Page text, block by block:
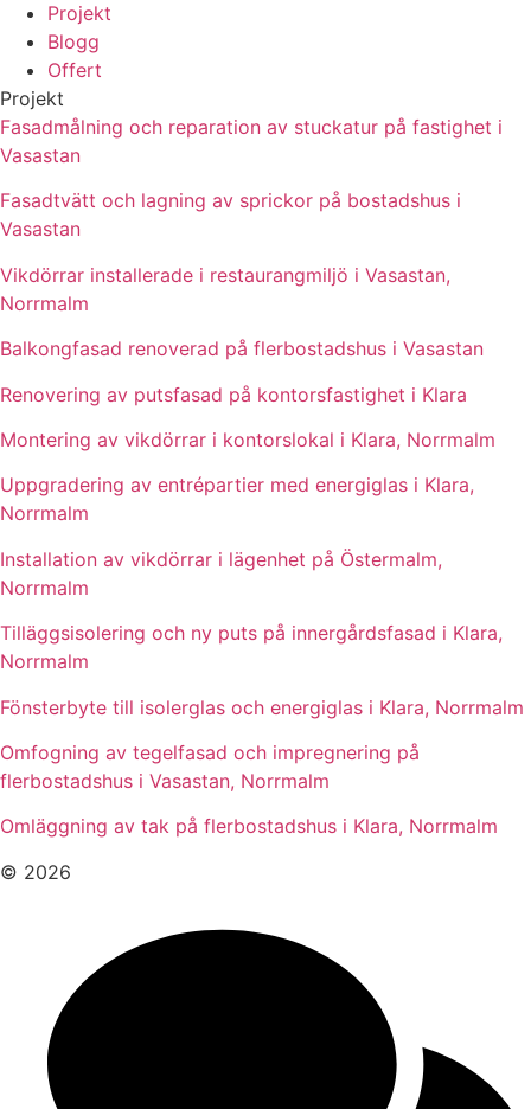
Projekt
Blogg
Offert
Projekt
Fasadmålning och reparation av stuckatur på fastighet i
Vasastan
Fasadtvätt och lagning av sprickor på bostadshus i
Vasastan
Vikdörrar installerade i restaurangmiljö i Vasastan,
Norrmalm
Balkongfasad renoverad på flerbostadshus i Vasastan
Renovering av putsfasad på kontorsfastighet i Klara
Montering av vikdörrar i kontorslokal i Klara, Norrmalm
Uppgradering av entrépartier med energiglas i Klara,
Norrmalm
Installation av vikdörrar i lägenhet på Östermalm,
Norrmalm
Tilläggsisolering och ny puts på innergårdsfasad i Klara,
Norrmalm
Fönsterbyte till isolerglas och energiglas i Klara, Norrmalm
Omfogning av tegelfasad och impregnering på
flerbostadshus i Vasastan, Norrmalm
Omläggning av tak på flerbostadshus i Klara, Norrmalm
© 2026